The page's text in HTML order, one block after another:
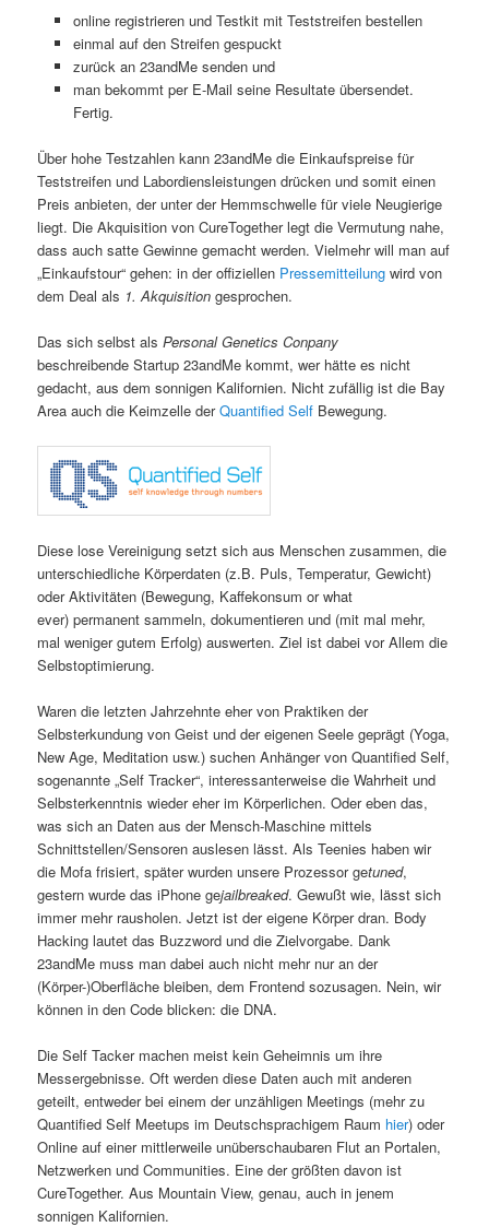
online registrieren und Testkit mit Teststreifen bestellen
einmal auf den Streifen gespuckt
zurück an 23andMe senden und
man bekommt per E-Mail seine Resultate übersendet.
Fertig.
Über hohe Testzahlen kann 23andMe die Einkaufspreise für
Teststreifen und Labordiensleistungen drücken und somit einen
Preis anbieten, der unter der Hemmschwelle für viele Neugierige
liegt. Die Akquisition von CureTogether legt die Vermutung nahe,
dass auch satte Gewinne gemacht werden. Vielmehr will man auf
„Einkaufstour“ gehen: in der offiziellen Pressemitteilung wird von
dem Deal als 1. Akquisition gesprochen.
Das sich selbst alsPersonal Genetics Conpany
beschreibende Startup 23andMe kommt, wer hätte es nicht
gedacht, aus dem sonnigen Kalifornien. Nicht zufällig ist die Bay
Area auch die Keimzelle derQuantified Self Bewegung.
Diese lose Vereinigung setzt sich aus Menschen zusammen, die
unterschiedliche Körperdaten (z.B. Puls, Temperatur, Gewicht)
oder Aktivitäten (Bewegung, Kaffekonsum or what
ever) permanent sammeln, dokumentieren und (mit mal mehr,
mal weniger gutem Erfolg) auswerten. Ziel ist dabei vor Allem die
Selbstoptimierung.
Waren die letzten Jahrzehnte eher von Praktiken der
Selbsterkundung von Geist und der eigenen Seele geprägt (Yoga,
New Age, Meditation usw.) suchen Anhänger von Quantified Self,
sogenannte „Self Tracker“, interessanterweise die Wahrheit und
Selbsterkenntnis wieder eher im Körperlichen. Oder eben das,
was sich an Daten aus der Mensch-Maschine mittels
Schnittstellen/Sensoren auslesen lässt. Als Teenies haben wir
die Mofa frisiert, später wurden unsere Prozessor getuned,
gestern wurde das iPhone gejailbreaked. Gewußt wie, lässt sich
immer mehr rausholen. Jetzt ist der eigene Körper dran. Body
Hacking lautet das Buzzword und die Zielvorgabe. Dank
23andMe muss man dabei auch nicht mehr nur an der
(Körper-)Oberfläche bleiben, dem Frontend sozusagen. Nein, wir
können in den Code blicken: die DNA.
Die Self Tacker machen meist kein Geheimnis um ihre
Messergebnisse. Oft werden diese Daten auch mit anderen
geteilt, entweder bei einem der unzähligen Meetings (mehr zu
Quantified Self Meetups im Deutschsprachigem Raum hier) oder
Online auf einer mittlerweile unüberschaubaren Flut an Portalen,
Netzwerken und Communities. Eine der größten davon ist
CureTogether. Aus Mountain View, genau, auch in jenem
sonnigen Kalifornien.